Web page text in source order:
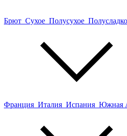
Брют Сухое Полусухое
Франция Италия Испания Южная